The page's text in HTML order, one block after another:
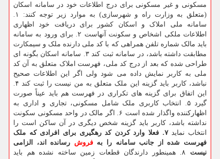
مسکونی و غیر مسکونی برای درج اطلاعات خود در سامانه اسکان
سامانه ملی املاک و اسکان کشور برای دریافت خود اظهاری
اطلاعات ملکی اشخاص و سکونت آنهاست ۲. برای ورود به سامانه
باید مالک شماره تلفن همراهی که با کد ملی دارنده ملک و سیمکارت
مطابقت داشته باشد، در سامانه ثبت کند ۳. سامانه اسکان بگونه ای
طراحی شده که بعد از درج کد ملی، فهرست املاک متعلق به آن کد
ملی به کاربر نمایش داده می شود ولی اگر این اطلاعات صحیح
این اتفاق برای گزینه های تکراری در فهرست هم باید عیناً صورت
گیرد ۵. انتخاب کاربری ملک شامل مسکونی، تجاری و اداری به
اظهارکننده واگذار شده است ۶. اگر مالک در واحد مسکونی سکونت
نداشته باشد، کاربر باید گزینه شخص دیگری در آن ساکن است را
انتخاب نماید ۷. فعلا وارد کردن کد رهگیری برای افرادی که ملک
فهرست شده از جانب سامانه را بهفروش رسانده اند، الزامی
نیست
۸. همینطور دارندگان قطعات زمین ساخته نشده هم باید